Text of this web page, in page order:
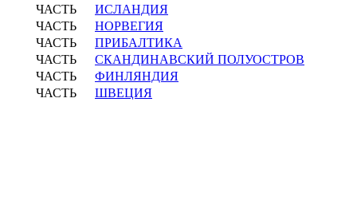
ЧАСТЬ
ИСЛАНДИЯ
ЧАСТЬ
НОРВЕГИЯ
ЧАСТЬ
ПРИБАЛТИКА
ЧАСТЬ
СКАНДИНАВСКИЙ ПОЛУОСТРОВ
ЧАСТЬ
ФИНЛЯНДИЯ
ЧАСТЬ
ШВЕЦИЯ